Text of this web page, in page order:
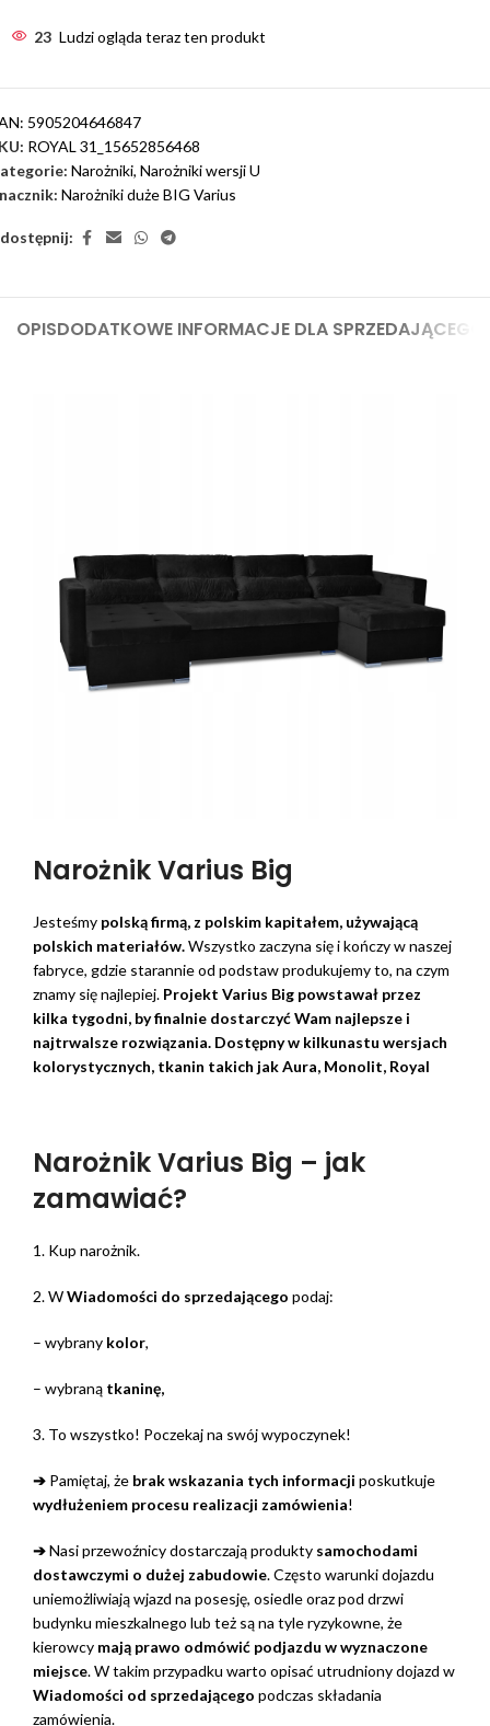
23 Ludzi ogląda teraz ten produkt
5905204646847
ROYAL 31_15652856468
Narożniki, Narożniki wersji U
Narożniki duże BIG Varius
OPISDODATKOWE INFORMACJE DLA SPRZEDAJĄCEGO
Narożnik Varius Big
Jesteśmy polską firmą, z polskim kapitałem, używającą
polskich materiałów.Wszystko zaczyna się i kończy w naszej
fabryce, gdzie starannie od podstaw produkujemy to, na czym
znamy się najlepiej. Projekt Varius Big powstawał przez
kilka tygodni, by finalnie dostarczyć Wam najlepsze i
najtrwalsze rozwiązania. Dostępny w kilkunastu wersjach
kolorystycznych, tkanin takich jak Aura, Monolit, Royal
Narożnik Varius Big – jak
zamawiać?
1. Kup narożnik.
2. WWiadomości do sprzedającego podaj:
– wybrany kolor,
– wybraną tkaninę,
3. To wszystko! Poczekaj na swój wypoczynek!
➔ Pamiętaj, że brak wskazania tych informacji poskutkuje
wydłużeniem procesu realizacji zamówienia!
➔Nasi przewoźnicy dostarczają produkty samochodami
dostawczymi o dużej zabudowie. Często warunki dojazdu
uniemożliwiają wjazd na posesję, osiedle oraz pod drzwi
budynku mieszkalnego lub też są na tyle ryzykowne, że
kierowcy mają prawo odmówić podjazdu w wyznaczone
miejsce. W takim przypadku warto opisać utrudniony dojazd w
Wiadomości od sprzedającego podczas składania
zamówienia.